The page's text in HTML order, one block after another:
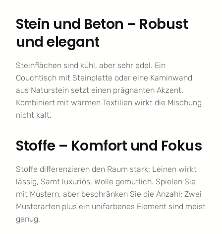
Stein und Beton – Robust
und elegant
Steinflächen sind kühl, aber sehr edel. Ein
Couchtisch mit Steinplatte oder eine Kaminwand
aus Naturstein setzt einen prägnanten Akzent.
Kombiniert mit warmen Textilien wirkt die Mischung
nicht kalt.
Stoffe – Komfort und Fokus
Stoffe differenzieren den Raum stark: Leinen wirkt
lässig, Samt luxuriös, Wolle gemütlich. Spielen Sie
mit Mustern, aber beschränken Sie die Anzahl: Zwei
Musterarten plus ein unifarbenes Element sind meist
genug.